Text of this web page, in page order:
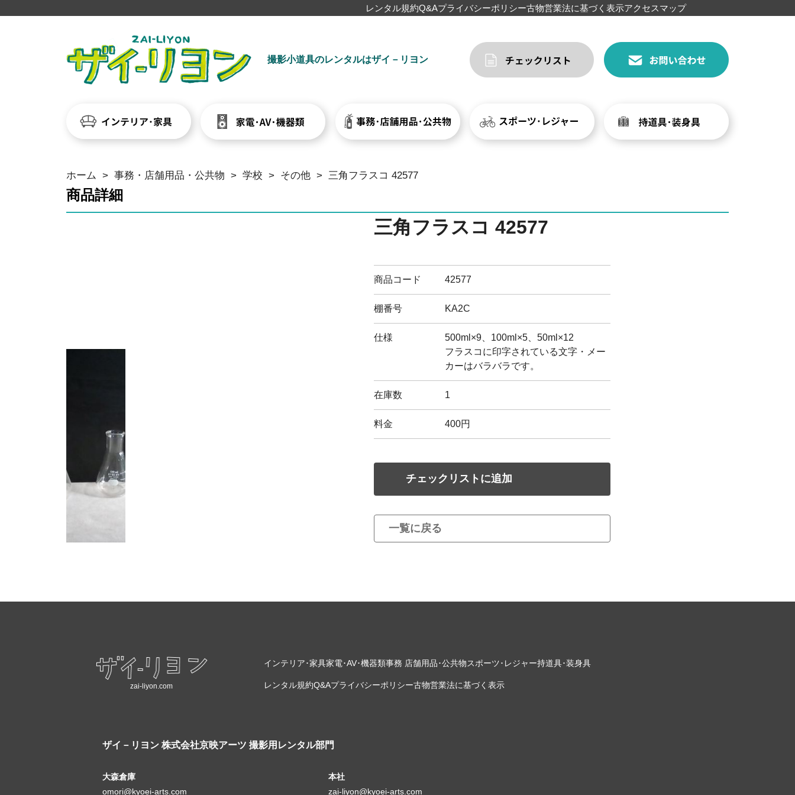
レンタル規約Q&Aプライバシーポリシー古物営業法に基づく表示アクセスマップ
撮影小道具のレンタルはザイ－リヨン
ホーム > 事務・店舗用品・公共物 > 学校 > その他 > 三角フラスコ 42577
商品詳細
三角フラスコ 42577
商品コード 42577
棚番号 KA2C
仕様
500ml×9、100ml×5、50ml×12
フラスコに印字されている文字・メー
カーはバラバラです。
在庫数 1
料金 400円
チェックリストに追加
一覧に戻る
zai-liyon.com
インテリア･家具家電･AV･機器類事務 店舗用品･公共物スポーツ･レジャー持道具･装身具
レンタル規約Q&Aプライバシーポリシー古物営業法に基づく表示
ザイ－リヨン 株式会社京映アーツ 撮影用レンタル部門
大森倉庫
omori@kyoei-arts.com
本社
zai-liyon@kyoei-arts.com